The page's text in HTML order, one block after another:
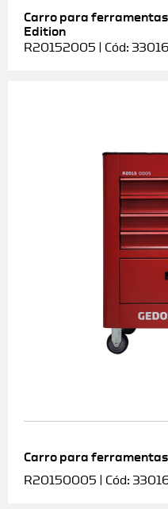
Carro para ferramentas
Edition
R20152005 | Cód:
Carro para ferramentas
R20150005 | Cód: